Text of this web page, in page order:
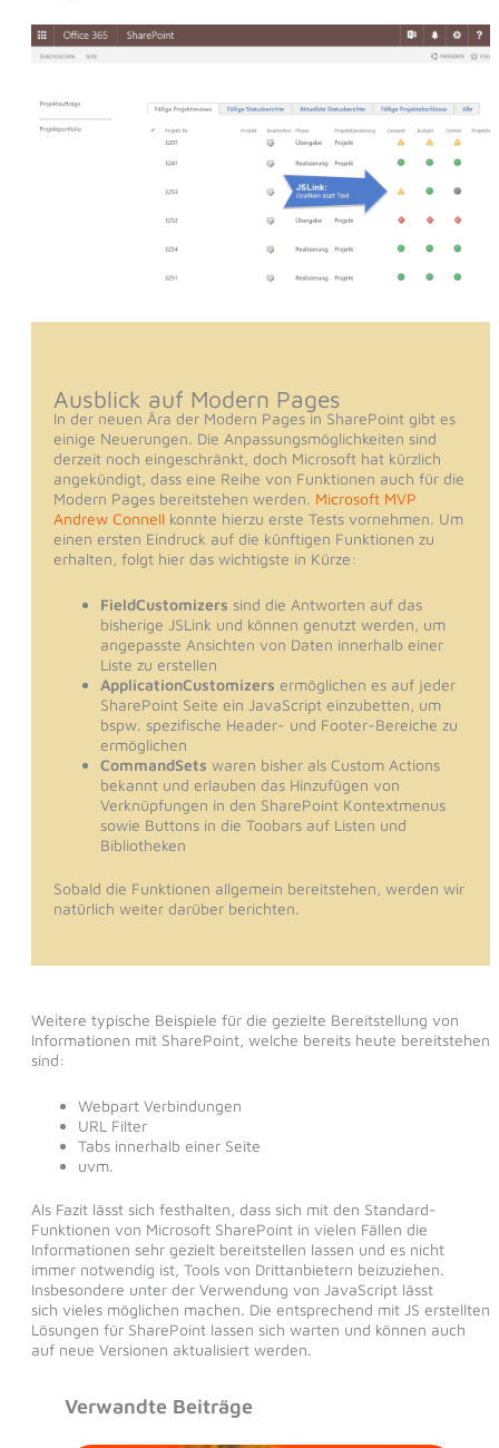
Ausblick auf Modern Pages
In der neuen Ära der Modern Pages in SharePoint gibt es
einige Neuerungen. Die Anpassungsmöglichkeiten sind
derzeit noch eingeschränkt, doch Microsoft hat kürzlich
angekündigt, dass eine Reihe von Funktionen auch für die
Modern Pages bereitstehen werden. Microsoft MVP
Andrew Connell konnte hierzu erste Tests vornehmen. Um
einen ersten Eindruck auf die künftigen Funktionen zu
erhalten, folgt hier das wichtigste in Kürze:
FieldCustomizers sind die Antworten auf das
bisherige JSLink und können genutzt werden, um
angepasste Ansichten von Daten innerhalb einer
Liste zu erstellen
ApplicationCustomizers ermöglichen es auf jeder
SharePoint Seite ein JavaScript einzubetten, um
bspw. spezifische Header- und Footer-Bereiche zu
ermöglichen
CommandSets waren bisher als Custom Actions
bekannt und erlauben das Hinzufügen von
Verknüpfungen in den SharePoint Kontextmenus
sowie Buttons in die Toobars auf Listen und
Bibliotheken
Sobald die Funktionen allgemein bereitstehen, werden wir
natürlich weiter darüber berichten.
Weitere typische Beispiele für die gezielte Bereitstellung von
Informationen mit SharePoint, welche bereits heute bereitstehen
sind:
Webpart Verbindungen
URL Filter
Tabs innerhalb einer Seite
uvm.
Als Fazit lässt sich festhalten, dass sich mit den Standard-
Funktionen von Microsoft SharePoint in vielen Fällen die
Informationen sehr gezielt bereitstellen lassen und es nicht
immer notwendig ist, Tools von Drittanbietern beizuziehen.
Insbesondere unter der Verwendung von JavaScript lässt
sich vieles möglichen machen. Die entsprechend mit JS erstellten
Lösungen für SharePoint lassen sich warten und können auch
auf neue Versionen aktualisiert werden.
Verwandte Beiträge